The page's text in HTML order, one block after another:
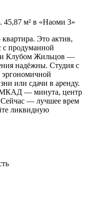
45,87 м² в «Наоми 3»
Это актив,
с продуманной
и Клубом Жильцов —
надёжны. Студия с
или сдачи в аренду.
МКАД — минута, центр
Сейчас — лучшее врем
ликвидную